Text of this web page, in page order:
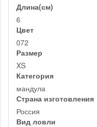
Длина(см)
6
Цвет
072
Размер
XS
Категория
мандула
Страна изготовления
Россия
Вид ловли